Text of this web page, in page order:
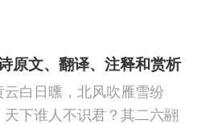
昧此道，
成老翁。
原文、翻译、注释和赏析
白日曛，北风吹雁雪纷
下谁人不识君？其二六翮